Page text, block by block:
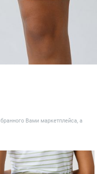
Вами маркетплейса, а